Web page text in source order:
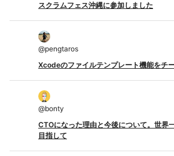
スクラムフェス沖縄に参加しました
@pengtaros
Xcodeのファイルテンプレート機能をチ
@bonty
CTOになった理由と今後について。世界
目指して